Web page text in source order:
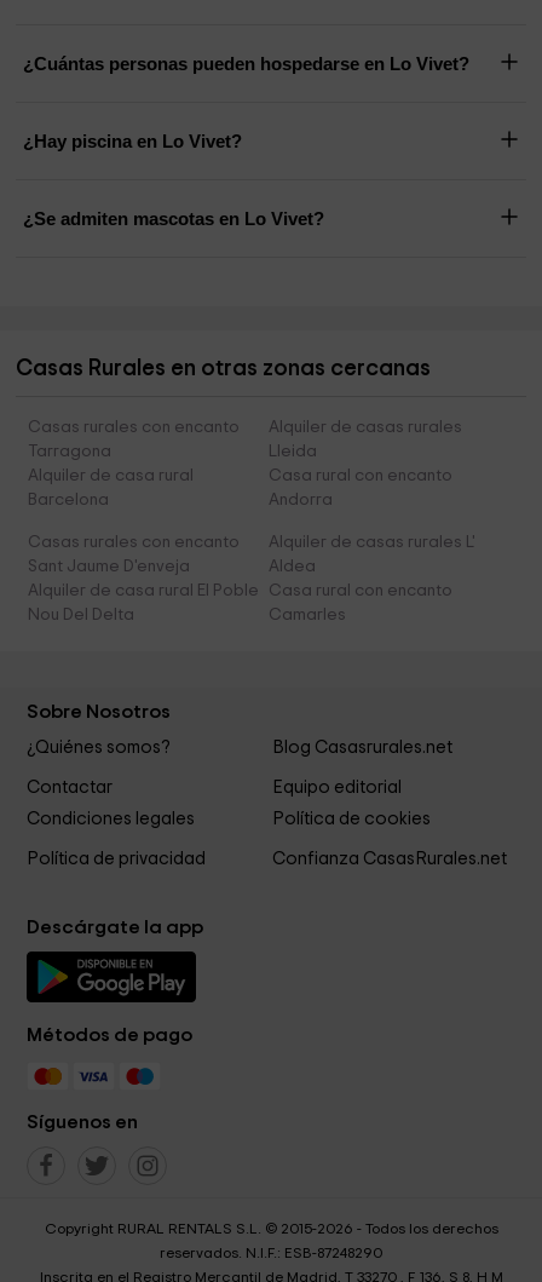
¿Cuántas personas pueden hospedarse en Lo Vivet?
¿Hay piscina en Lo Vivet?
¿Se admiten mascotas en Lo Vivet?
Casas Rurales en otras zonas cercanas
Casas rurales con encanto
Tarragona
Alquiler de casas rurales
Lleida
Alquiler de casa rural
Barcelona
Casa rural con encanto
Andorra
Casas rurales con encanto
Sant Jaume D'enveja
Alquiler de casas rurales L'
Aldea
Alquiler de casa rural El Poble
Nou Del Delta
Casa rural con encanto
Camarles
Sobre Nosotros
¿Quiénes somos? Blog Casasrurales.net
Contactar
Equipo editorial
Condiciones legales
Política de cookies
Política de privacidad Confianza CasasRurales.net
Descárgate la app
Métodos de pago
Síguenos en
Copyright RURAL RENTALS S.L. © 2015-2026 - Todos los derechos
reservados. N.I.F.: ESB-87248290
Inscrita en el Registro Mercantil de Madrid, T 33270 , F 136, S 8, H M